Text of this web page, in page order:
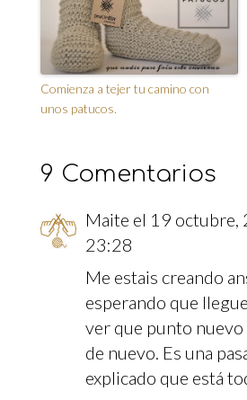
Comienza a tejer tu camino con
unos patucos.
9 Comentarios
Maite el 19 octubre,
23:28
Me estais creando
esperando que
ver que punto nuevo
de nuevo. Es una
explicado que está